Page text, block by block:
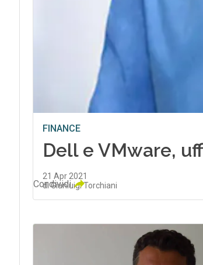
FINANCE
Dell e VMware,
21 Apr 2021
di Gianluigi Torchiani
Condividi